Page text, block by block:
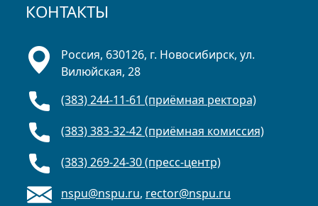
КОНТАКТЫ
Россия, 630126, г. Новосибирск, ул.
Вилюйская, 28
(383) 244-11-61 (приёмная ректора)
(383) 383-32-42 (приёмная комиссия)
(383) 269-24-30 (пресс-центр)
nspu@nspu.ru, rector@nspu.ru